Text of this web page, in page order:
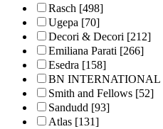
Rasch [498]
Ugepa [70]
Decori & Decori [212]
Emiliana Parati [266]
Esedra [158]
BN INTERNATIONAL
Smith and Fellows [52]
Sandudd [93]
Atlas [131]